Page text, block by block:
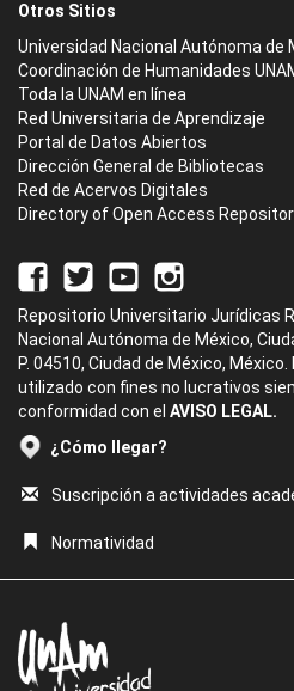
Otros Sitios
Universidad Nacional Autónoma de
Coordinación de Humanidades
Toda la UNAM en línea
Red Universitaria de Aprendizaje
Portal de Datos Abiertos
Dirección General de Bibliotecas
Red de Acervos Digitales
Directory of Open Access
Repositorio Universitario Jurídicas
Nacional Autónoma de México,
P. 04510, Ciudad de México,
utilizado con fines no lucrativos
conformidad con el AVISO LEGAL.
¿Cómo llegar?
Suscripción a actividades
Normatividad